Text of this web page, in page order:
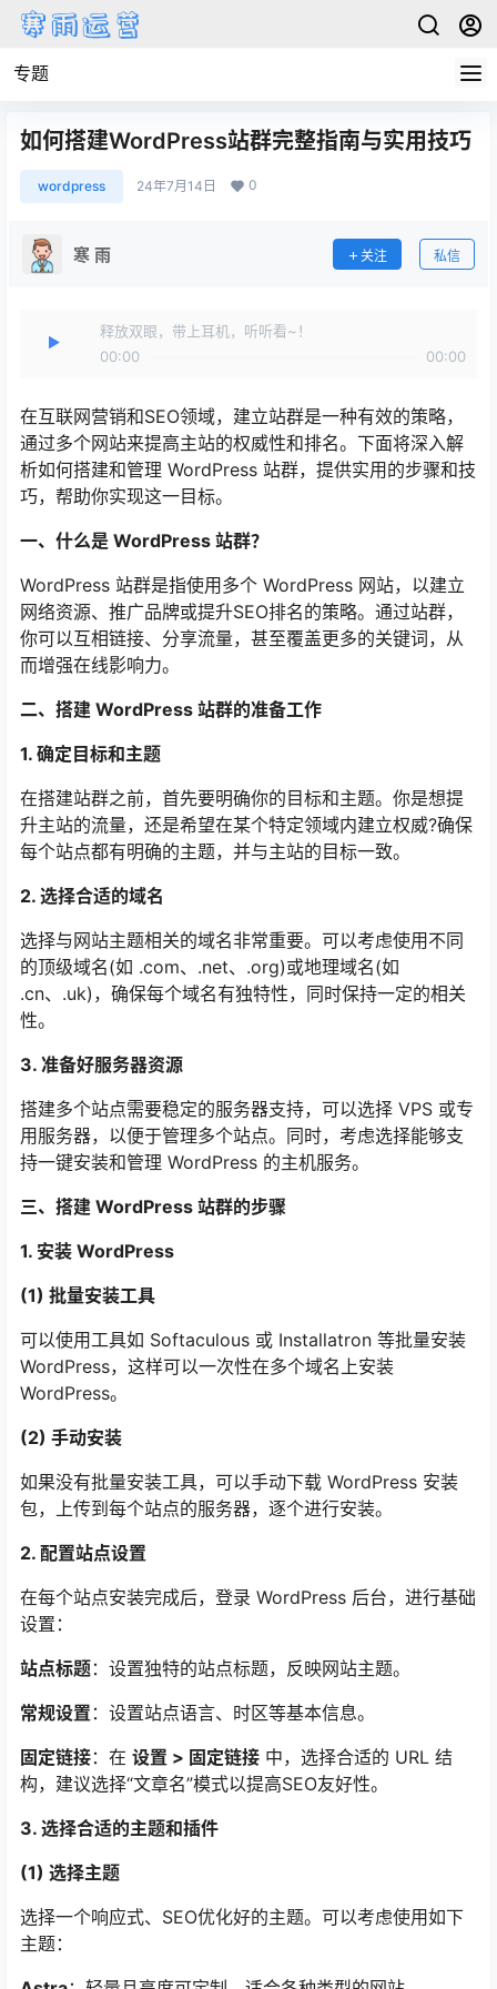
专题
如何搭建WordPress站群完整指南与实用技巧
wordpress 24年7月14日 0
寒 雨 关注 私信
释放双眼，带上耳机，听听看~！
00:00
00:00
在互联网营销和SEO领域，建立站群是一种有效的策略，
通过多个网站来提高主站的权威性和排名。下面将深入解
析如何搭建和管理 WordPress 站群，提供实用的步骤和技
巧，帮助你实现这一目标。
一、什么是 WordPress 站群？
WordPress 站群是指使用多个 WordPress 网站，以建立
网络资源、推广品牌或提升SEO排名的策略。通过站群，
你可以互相链接、分享流量，甚至覆盖更多的关键词，从
而增强在线影响力。
二、搭建 WordPress 站群的准备工作
1. 确定目标和主题
在搭建站群之前，首先要明确你的目标和主题。你是想提
升主站的流量，还是希望在某个特定领域内建立权威?确保
每个站点都有明确的主题，并与主站的目标一致。
2. 选择合适的域名
选择与网站主题相关的域名非常重要。可以考虑使用不同
的顶级域名(如 .com、.net、.org)或地理域名(如
.cn、.uk)，确保每个域名有独特性，同时保持一定的相关
性。
3. 准备好服务器资源
搭建多个站点需要稳定的服务器支持，可以选择 VPS 或专
用服务器，以便于管理多个站点。同时，考虑选择能够支
持一键安装和管理 WordPress 的主机服务。
三、搭建 WordPress 站群的步骤
1. 安装 WordPress
(1) 批量安装工具
可以使用工具如 Softaculous 或 Installatron 等批量安装
WordPress，这样可以一次性在多个域名上安装
WordPress。
(2) 手动安装
如果没有批量安装工具，可以手动下载 WordPress 安装
包，上传到每个站点的服务器，逐个进行安装。
2. 配置站点设置
在每个站点安装完成后，登录 WordPress 后台，进行基础
设置：
站点标题：设置独特的站点标题，反映网站主题。
常规设置 ：设置站点语言、时区等基本信息。
固定链接：在 设置 > 固定链接 中，选择合适的 URL 结
构，建议选择“文章名”模式以提高SEO友好性。
3. 选择合适的主题和插件
(1) 选择主题
选择一个响应式、SEO优化好的主题。可以考虑使用如下
主题：